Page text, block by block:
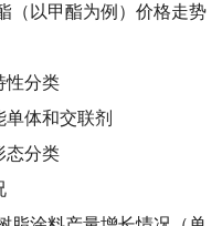
（以甲酯为例）价格走势
性分类
体和交联剂
态分类